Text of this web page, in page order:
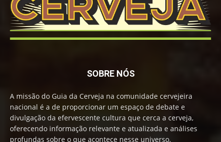
SOBRE NÓS
A missão do Guia da Cerveja na comunidade cervejeira
nacional é a de proporcionar um espaço de debate e
divulgação da efervescente cultura que cerca a cerveja,
oferecendo informação relevante e atualizada e análises
profundas sobre o que acontece nesse universo.